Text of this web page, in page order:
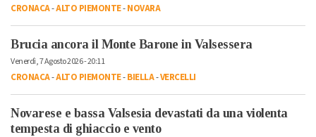
CRONACA-ALTO PIEMONTE-NOVARA
Brucia ancora il Monte Barone in Valsessera
Venerdì, 7 Agosto 2026 - 20:11
CRONACA-ALTO PIEMONTE-BIELLA-VERCELLI
Novarese e bassa Valsesia devastati da una violenta
tempesta di ghiaccio e vento